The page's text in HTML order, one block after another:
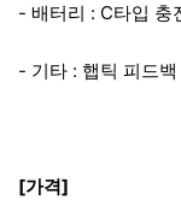
- 배터리 : C타입 충
- 기타 : 햅틱 피드백
[가격]